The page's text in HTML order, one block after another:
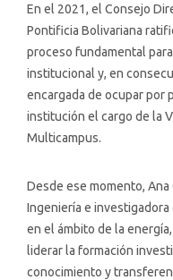
En el 2021, el Consejo
Pontificia Bolivariana
proceso fundamental
institucional y, en
encargada de ocupar por
institución el cargo de la
Multicampus.
Desde ese momento,
Ingeniería e
en el ámbito de la
liderar la formación
conocimiento y